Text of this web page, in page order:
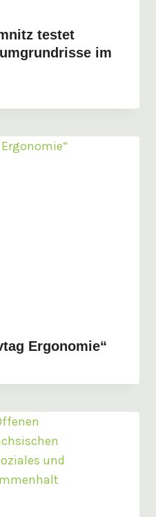
testet
im
Ergonomie“